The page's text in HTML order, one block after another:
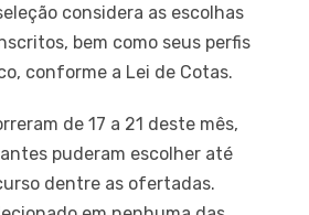
considera as escolhas
bem como seus perfis
conforme a Lei de Cotas.
de 17 a 21 deste mês,
puderam escolher até
dentre as ofertadas.